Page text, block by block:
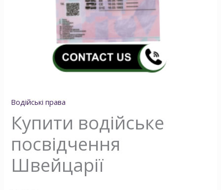
Водійські права
Купити водійське
посвідчення
Швейцарії